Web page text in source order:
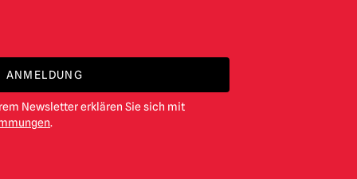
ANMELDUNG
Newsletter erklären Sie sich mit
.